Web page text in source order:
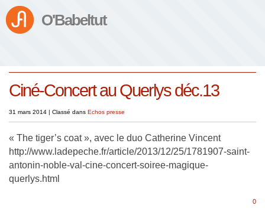
O'Babeltut
Ciné-Concert au Querlys déc.13
31 mars 2014 | Classé dans Echos presse
« The tiger’s coat », avec le duo Catherine Vincent
http://www.ladepeche.fr/article/2013/12/25/1781907-saint-
antonin-noble-val-cine-concert-soiree-magique-
querlys.html
0